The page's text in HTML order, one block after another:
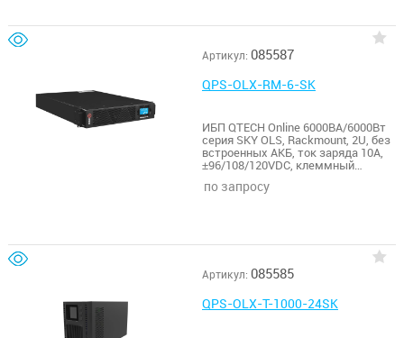
Артикул: 085587
QPS-OLX-RM-6-SK
ИБП QTECH Online 6000ВА/6000Вт
серия SKY OLS, Rackmount, 2U, без
встроенных АКБ, ток заряда 10А,
±96/108/120VDC, клеммный
по запросу
Артикул: 085585
QPS-OLX-T-1000-24SK